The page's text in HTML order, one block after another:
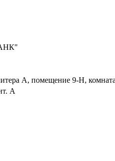
А, помещение 9-Н,
А